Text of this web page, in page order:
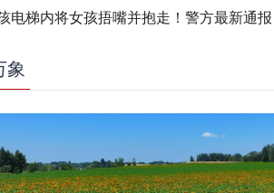
电梯内将女孩捂嘴并抱走！警方最新通报
象